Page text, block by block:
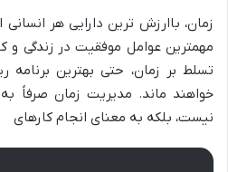
زمان، باارزش ترین دارایی هر
مهمترین عوامل موفقیت در زندگی
تسلط بر زمان، حتی بهترین برنامه
خواهند ماند. مدیریت زمان صرفاً
نیست، بلکه به معنای انجام کارهای